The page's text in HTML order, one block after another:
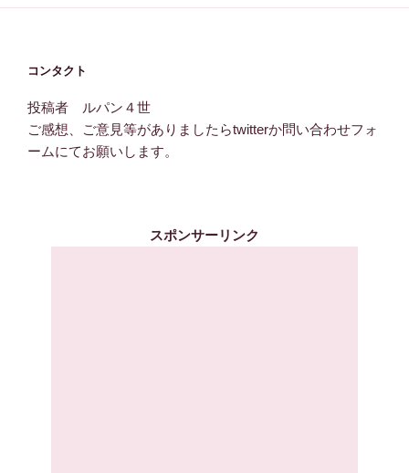
コンタクト
投稿者 ルパン４世
ご感想、ご意見等がありましたらtwitterか問い合わせフォ
ームにてお願いします。
スポンサーリンク